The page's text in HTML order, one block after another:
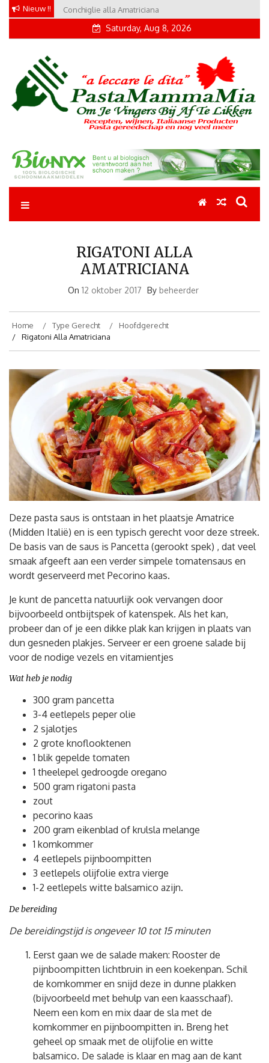
Skip
content
Nieuw !! Conchiglie alla Amatriciana
Saturday, Aug 8, 2026
Pastamammamia
Pastarecepten om je vingers bij af te likken
RIGATONI ALLA
AMATRICIANA
On 12 oktober 2017 By beheerder
Home Type Gerecht
Hoofdgerecht
Rigatoni Alla Amatriciana
Deze pasta saus is ontstaan in het plaatsje Amatrice
(Midden Italië) en is een typisch gerecht voor deze streek.
De basis van de saus is Pancetta (gerookt spek) , dat veel
smaak afgeeft aan een verder simpele tomatensaus en
wordt geserveerd met Pecorino kaas.
Je kunt de pancetta natuurlijk ook vervangen door
bijvoorbeeld ontbijtspek of katenspek. Als het kan,
probeer dan of je een dikke plak kan krijgen in plaats van
dun gesneden plakjes. Serveer er een groene salade bij
voor de nodige vezels en vitamientjes
Wat heb je nodig
300 gram pancetta
3-4 eetlepels peper olie
2 sjalotjes
2 grote knoflooktenen
1 blik gepelde tomaten
1 theelepel gedroogde oregano
500 gram rigatoni pasta
zout
pecorino kaas
200 gram eikenblad of krulsla melange
1 komkommer
4 eetlepels pijnboompitten
3 eetlepels olijfolie extra vierge
1-2 eetlepels witte balsamico azijn.
De bereiding
De bereidingstijd is ongeveer 10 tot 15 minuten
Eerst gaan we de salade maken: Rooster de
pijnboompitten lichtbruin in een koekenpan. Schil
de komkommer en snijd deze in dunne plakken
(bijvoorbeeld met behulp van een kaasschaaf).
Neem een kom en mix daar de sla met de
komkommer en pijnboompitten in. Breng het
geheel op smaak met de olijfolie en witte
balsamico. De salade is klaar en mag aan de kant